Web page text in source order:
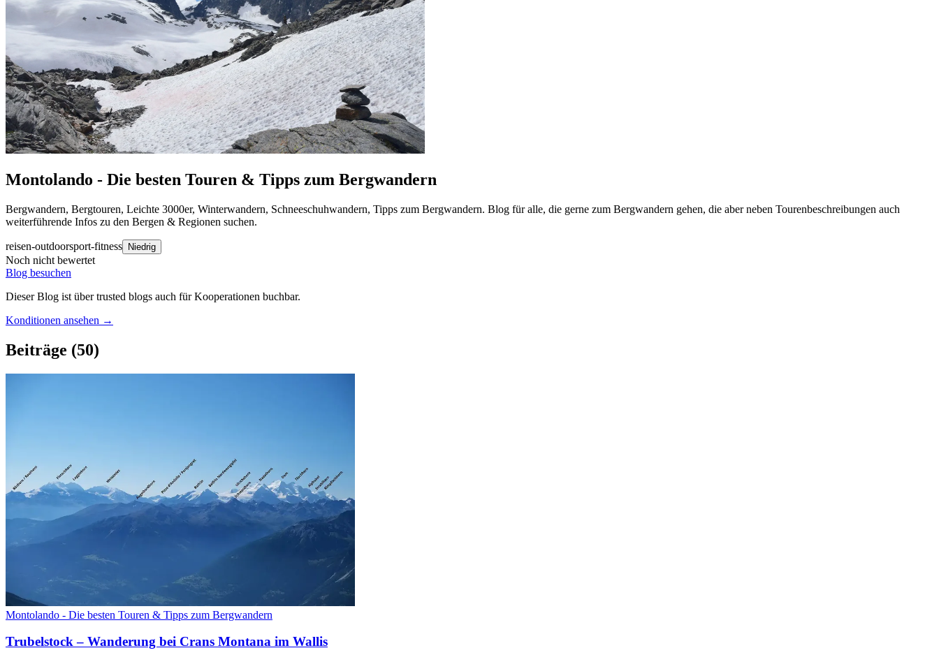
Montolando - Die besten Touren & Tipps zum Bergwandern
Bergwandern, Bergtouren, Leichte 3000er, Winterwandern, Schneeschuhwandern, Tipps zum Bergwandern. Blog für alle, die gerne zum Bergwandern gehen, die aber neben Tourenbeschreibungen auch
weiterführende Infos zu den Bergen & Regionen suchen.
reisen-outdoorsport-fitness Niedrig
Noch nicht bewertet
Blog besuchen
Dieser Blog ist über trusted blogs auch für Kooperationen buchbar.
Konditionen ansehen →
Beiträge (50)
Montolando - Die besten Touren & Tipps zum Bergwandern
Trubelstock – Wanderung bei Crans Montana im Wallis